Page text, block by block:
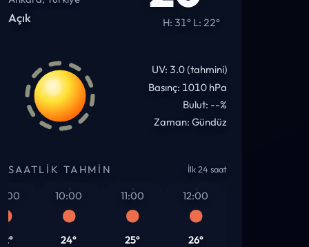
Açık H: 31° L: 22°
UV: 3.0 (tahmini)
Basınç: 1010 hPa
Bulut: --%
Zaman: Gündüz
SAATLIK TAHMIN İlk 24 saat
10:00
24°
11:00
25°
12:00
26°